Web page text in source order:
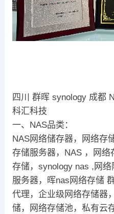
四川 群晖 synology 成都
科汇科技
一、NAS品类：
NAS网络储存器，网络存
存储服务器，NAS ，网络
存储，synology nas ,网
服务器，晖nas网络存储
代理，企业级网络存储器
储，网络存储池，私有云